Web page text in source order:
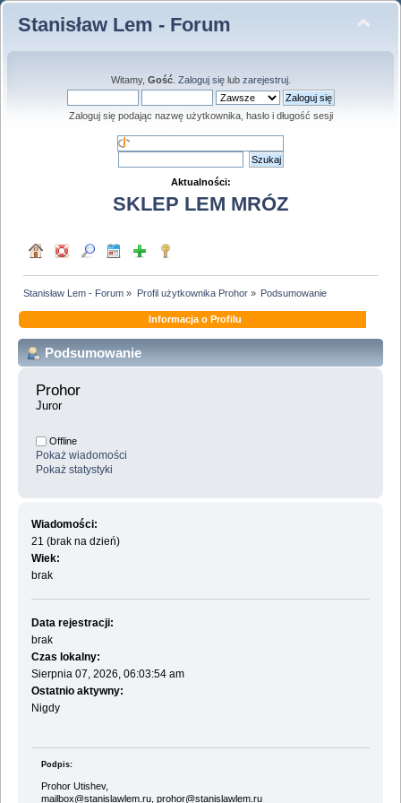
Stanisław Lem - Forum
Witamy, Gość. Zaloguj sięlub zarejestruj.
Zaloguj się podając nazwę użytkownika, hasło i długość sesji
Aktualności:
SKLEP LEM MRÓZ
Stanisław Lem - Forum » Profil użytkownika Prohor» Podsumowanie
Informacja o Profilu
Podsumowanie
Prohor
Juror
Offline
Pokaż wiadomości
Pokaż statystyki
Wiadomości:
21 (brak na dzień)
Wiek:
brak
Data rejestracji:
brak
Czas lokalny:
Sierpnia 07, 2026, 06:03:54 am
Ostatnio aktywny:
Nigdy
Podpis:
Prohor Utishev,
mailbox@stanislawlem.ru, prohor@stanislawlem.ru